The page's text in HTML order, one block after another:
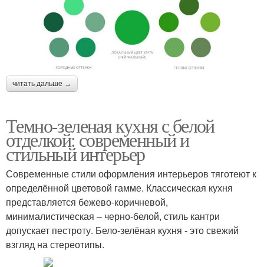
читать дальше →
Темно-зеленая кухня с белой
отделкой: современный и
стильный интерьер
Современные стили оформления интерьеров тяготеют к
определённой цветовой гамме. Классическая кухня
представляется бежево-коричневой,
минималистическая – черно-белой, стиль кантри
допускает пестроту. Бело-зелёная кухня - это свежий
взгляд на стереотипы.